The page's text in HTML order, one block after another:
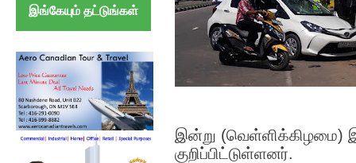
இங்கேயும் தட்டுங்கள்
இன்று (வெள்ளிக்கிழமை)
குறிப்பிட்டுள்ளனர்.